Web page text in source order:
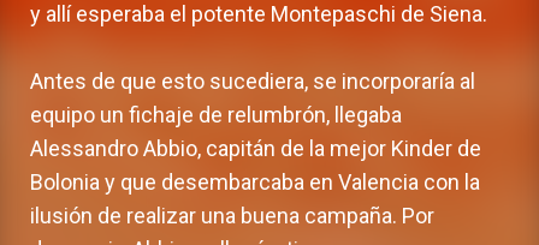
y allí esperaba el potente Montepaschi de Siena.
Antes de que esto sucediera, se incorporaría al
equipo un fichaje de relumbrón, llegaba
Alessandro Abbio, capitán de la mejor Kinder de
Bolonia y que desembarcaba en Valencia con la
ilusión de realizar una buena campaña. Por